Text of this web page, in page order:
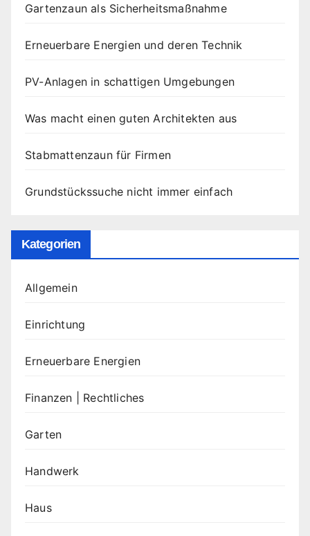
Gartenzaun als Sicherheitsmaßnahme
Erneuerbare Energien und deren Technik
PV-Anlagen in schattigen Umgebungen
Was macht einen guten Architekten aus
Stabmattenzaun für Firmen
Grundstückssuche nicht immer einfach
Kategorien
Allgemein
Einrichtung
Erneuerbare Energien
Finanzen | Rechtliches
Garten
Handwerk
Haus